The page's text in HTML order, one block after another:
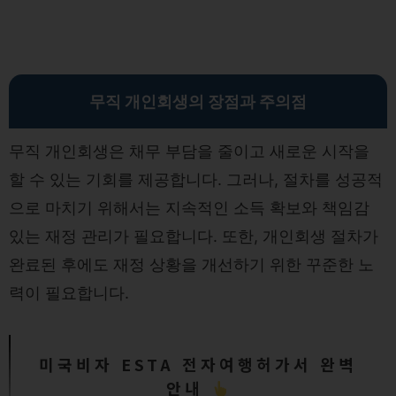
무직 개인회생의 장점과 주의점
무직 개인회생은 채무 부담을 줄이고 새로운 시작을
할 수 있는 기회를 제공합니다. 그러나, 절차를 성공적
으로 마치기 위해서는 지속적인 소득 확보와 책임감
있는 재정 관리가 필요합니다. 또한, 개인회생 절차가
완료된 후에도 재정 상황을 개선하기 위한 꾸준한 노
력이 필요합니다.
미국비자 ESTA 전자여행허가서 완벽
안내